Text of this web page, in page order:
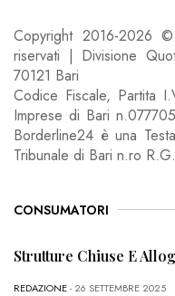
Copyright 2016-2026
riservati | Divisione
70121 Bari
Codice Fiscale, Partita
Imprese di Bari
Borderline24 è una
Tribunale di Bari n.ro
CONSUMATORI
Strutture Chiuse E
REDAZIONE- 26 SETTEMBRE 2025